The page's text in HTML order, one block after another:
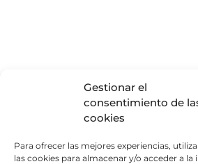
Gestionar el
consentimiento de
cookies
Para ofrecer las mejores experiencias,
las cookies para almacenar y/o acceder a